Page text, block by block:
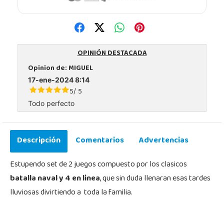
OPINIÓN DESTACADA
Opinion de:MIGUEL
17-ene-2024 8:14
5/ 5
Todo perfecto
Descripción Comentarios
Advertencias
Estupendo set de 2 juegos compuesto por los clasicos
batalla naval y 4 en linea, que sin duda llenaran esas tardes
lluviosas divirtiendo a toda la familia.